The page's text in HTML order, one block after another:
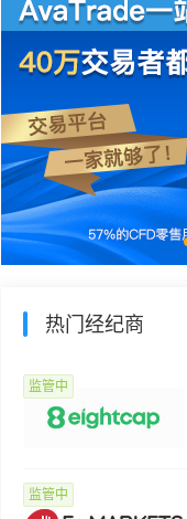
热门经纪商
监管中
监管中